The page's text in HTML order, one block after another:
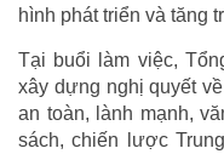
hình phát triển và tăng
Tại buổi làm việc,
xây dựng nghị quyết
an toàn, lành mạnh,
sách, chiến lược